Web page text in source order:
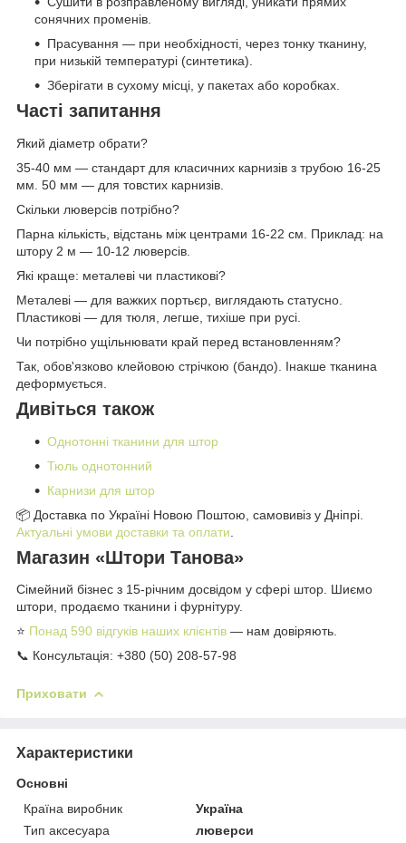
сонячних променів.
Прасування — при необхідності, через тонку тканину,
при низькій температурі (синтетика).
Зберігати в сухому місці, у пакетах або коробках.
Часті запитання
Який діаметр обрати?
35-40 мм — стандарт для класичних карнизів з трубою 16-25
мм. 50 мм — для товстих карнизів.
Скільки люверсів потрібно?
Парна кількість, відстань між центрами 16-22 см. Приклад: на
штору 2 м — 10-12 люверсів.
Які краще: металеві чи пластикові?
Металеві — для важких портьєр, виглядають статусно.
Пластикові — для тюля, легше, тихіше при русі.
Чи потрібно ущільнювати край перед встановленням?
Так, обов'язково клейовою стрічкою (бандо). Інакше тканина
деформується.
Дивіться також
Однотонні тканини для штор
Тюль однотонний
Карнизи для штор
📦 Доставка по Україні Новою Поштою, самовивіз у Дніпрі.
Актуальні умови доставки та оплати
Магазин «Штори Танова»
Сімейний бізнес з 15-річним досвідом у сфері штор. Шиємо
штори, продаємо тканини і фурнітуру.
⭐ Понад 590 відгуків наших клієнтів — нам довіряють.
📞 Консультація: +380 (50) 208-57-98
Приховати
Характеристики
Основні
Країна виробник
Україна
Тип аксесуара
люверси